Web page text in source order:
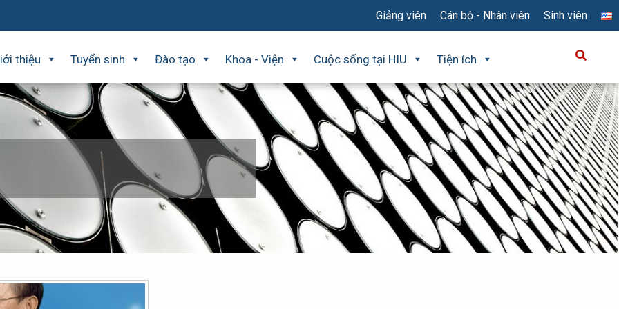
Giảng viên Cán bộ - Nhân viên Sinh viên
thiệu Tuyển sinh Đào tạo Khoa - Viện Cuộc sống tại HIU Tiện ích